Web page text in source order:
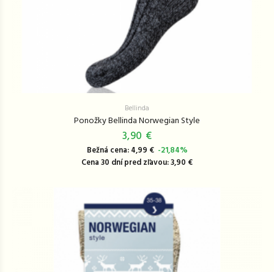
Bellinda
Ponožky Bellinda Norwegian Style
3,90 €
Bežná cena: 4,99 € -21,84%
Cena 30 dní pred zľavou: 3,90 €